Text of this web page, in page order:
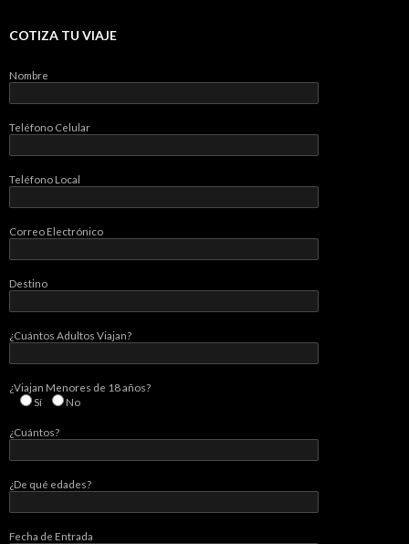
COTIZA TU VIAJE
Nombre
Teléfono Celular
Teléfono Local
Correo Electrónico
Destino
¿Cuántos Adultos Viajan?
¿Viajan Menores de 18 años?
Sí
No
¿Cuántos?
¿De qué edades?
Fecha de Entrada